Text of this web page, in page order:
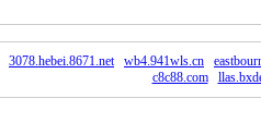
3078.hebei.8671.net wb4.941wls.cn
c8c88.com